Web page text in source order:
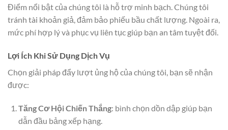
Điểm nổi bật của chúng tôi là hỗ trợ minh bạch. Chúng tôi
tránh tài khoản giả, đảm bảo phiếu bầu chất lượng. Ngoài ra,
mức phí hợp lý và phục vụ liên tục giúp bạn an tâm tuyệt đối.
Lợi Ích Khi Sử Dụng Dịch Vụ
Chọn giải pháp đẩy lượt ủng hộ của chúng tôi, bạn sẽ nhận
được:
Tăng Cơ Hội Chiến Thắng: bình chọn dồn dập giúp bạn
dẫn đầu bảng xếp hạng.